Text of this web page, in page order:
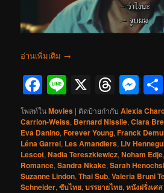
อ่านเพิ่มเติม →
Facebook
Line
X
โพสท์ในMovies | ติดป้ายกำกับ Alexia
Carrion-Weiss, Bernard Nissile,Clara
Eva Danino,Forever Young,Franck
Léna Garrel, Les Amandiers, Liv
Lescot,Nadia Tereszkiewicz,Noham Edje
Romance,Sandra Nkake,Sarah
Suzanne Lindon,Thai Sub,Valeria Bruni
Schneider,ซับไทย,บรรยายไทย,หนังฝรั่งเศส